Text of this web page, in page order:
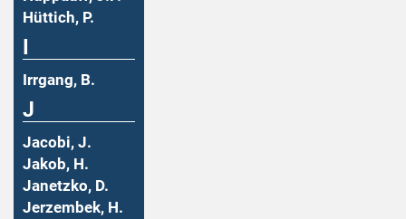
Hüttich, P.
Irrgang, B.
J
Jacobi, J.
Jakob, H.
Janetzko, D.
Jerzembek, H.